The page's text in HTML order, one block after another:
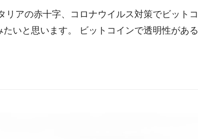
アの赤十字、コロナウイルス対策でビットコ
いと思います。 ビットコインで透明性がある